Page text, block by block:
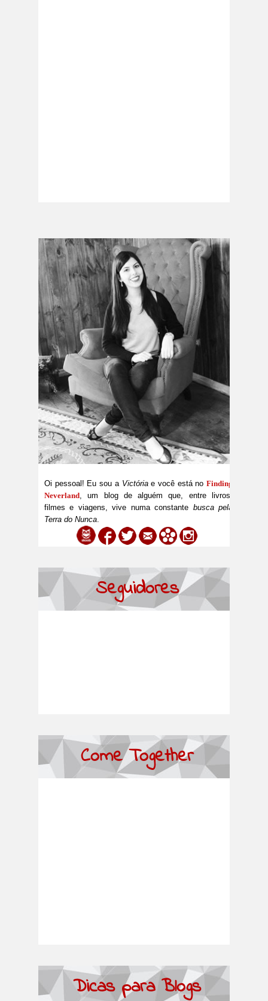
Oi pessoal! Eu sou a Victóriae você está no Finding
Neverland , um blog de alguém que, entre livros,
filmes e viagens, vive numa constante busca pela
Terra do Nunca
Seguidores
Come Together
Dicas para Blogs